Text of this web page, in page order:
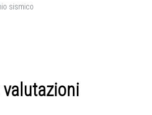
sismico
valutazioni